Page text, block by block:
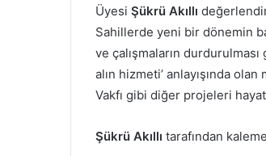
Üyesi Şükrü Akıllı
Sahillerde yeni bir dönemin
ve çalışmaların
alın hizmeti’ anlayışında
Vakfı gibi diğer projeleri
Şükrü Akıllı tarafından